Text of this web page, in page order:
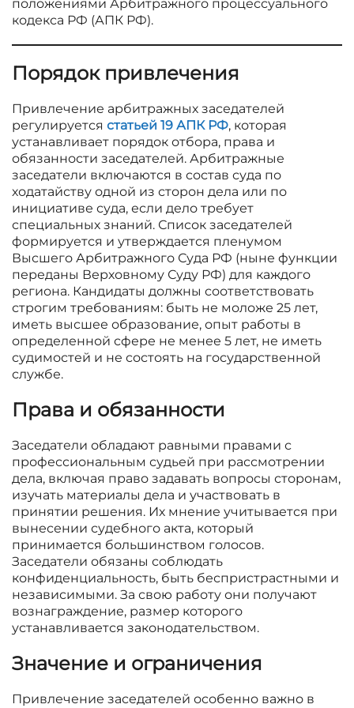
положениями Арбитражного процессуального
кодекса РФ (АПК РФ).
Порядок привлечения
Привлечение арбитражных заседателей
регулируется статьей 19 АПК РФ, которая
устанавливает порядок отбора, права и
обязанности заседателей. Арбитражные
заседатели включаются в состав суда по
ходатайству одной из сторон дела или по
инициативе суда, если дело требует
специальных знаний. Список заседателей
формируется и утверждается пленумом
Высшего Арбитражного Суда РФ (ныне функции
переданы Верховному Суду РФ) для каждого
региона. Кандидаты должны соответствовать
строгим требованиям: быть не моложе 25 лет,
иметь высшее образование, опыт работы в
определенной сфере не менее 5 лет, не иметь
судимостей и не состоять на государственной
службе.
Права и обязанности
Заседатели обладают равными правами с
профессиональным судьей при рассмотрении
дела, включая право задавать вопросы сторонам,
изучать материалы дела и участвовать в
принятии решения. Их мнение учитывается при
вынесении судебного акта, который
принимается большинством голосов.
Заседатели обязаны соблюдать
конфиденциальность, быть беспристрастными и
независимыми. За свою работу они получают
вознаграждение, размер которого
устанавливается законодательством.
Значение и ограничения
Привлечение заседателей особенно важно в